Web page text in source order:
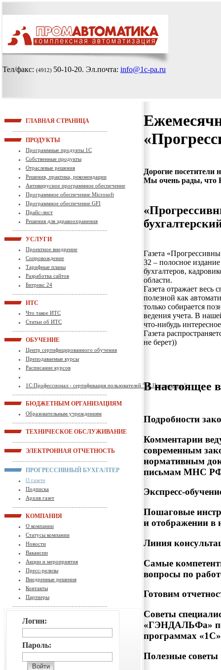
Тел/факс: (4912) 50-10-20. Эл.почта: info@1c-pa.ru
ГЛАВНАЯ СТРАНИЦА
ПРОДУКТЫ
Программные продукты 1С
Собственные продукты
Отраслевые решения
Решения, практика, рекомендации
Антивирусное программное обеспечение
Программное обеспечение Microsoft
Программное обеспечение GFI
Прайс-лист
Решения для здравоохранения
УСЛУГИ
Проектное внедрение
Сопровождение
Тарифные планы
Разработка сайтов
Битрикс 24
ИТС
Что такое ИТС
Статьи об ИТС
ОБУЧЕНИЕ
Центр сертифицированного обучения
Преподаваемые курсы
Расписание курсов
1С:Профессионал - сертификация пользователей "1С:Предприятие"
БЮДЖЕТНЫМ ОРГАНИЗАЦИЯМ
Образовательным учреждениям
ТЕХНИЧЕСКОЕ ОБСЛУЖИВАНИЕ
ЭЛЕКТРОННАЯ ОТЧЕТНОСТЬ
ПРОГРЕССИВНЫЙ БУХГАЛТЕР
О газете
Подписка
Архив газет
КОМПАНИЯ
О компании
Статусы компании
Новости
Вакансии
Акции и мероприятия
Пресс-релизы
Внедренные решения
Контакты
Партнеры
Логин:
Пароль:
Дорогие посетители
Мы очень рады, что
Газета
32 – полосное
бухгалтеров,
области.
Газета отражает весь
полезной как
только собирается
ведения учета. В
что-нибудь
Газета
не берет))
В настоящее
Подробности
Комментарии
современным
нормативным
письмам МНС
Экспресс-
Пошаговые
и отображении в
Линия
Самые
вопросы по
Готовим
Советы
«ГЭНДАЛЬФа» по
программах
Полезные советы